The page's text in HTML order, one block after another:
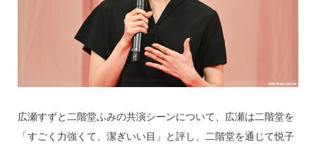
広瀬すずと二階堂ふみの共演シーンについて、広瀬は二階堂を
「すごく力強くて、潔ぎいい目」と評し、二階堂を通じて悦子